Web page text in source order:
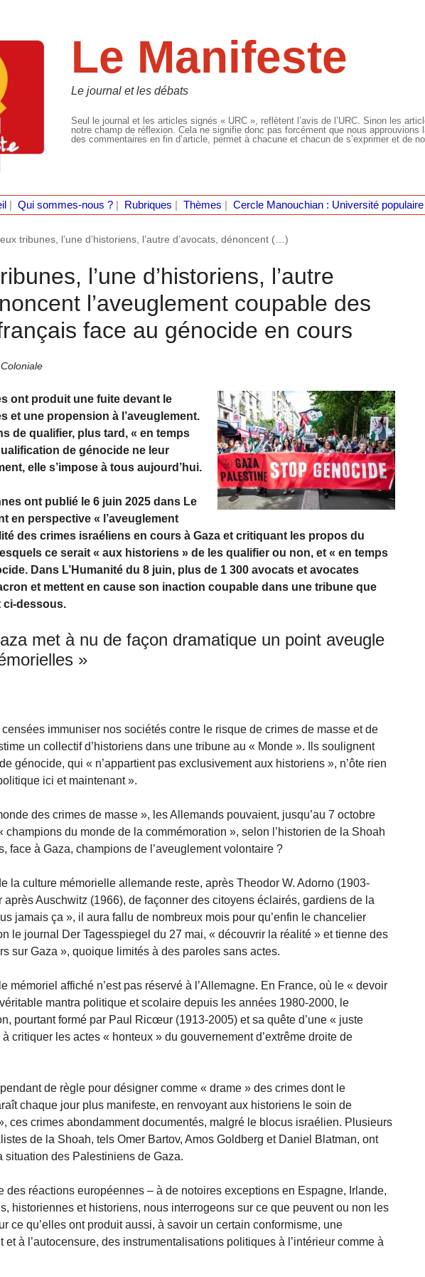
Le Manifeste
Le journal et les débats
Seul le journal et les articles signés « URC », reflètent l’avis de l’URC. Sinon les
notre champ de réflexion. Cela ne signifie donc pas forcément que nous approuvions
des commentaires en fin d’article, permet à chacune et chacun de s’exprimer et de
Qui sommes-nous ?| Rubriques Thèmes Cercle Manouchian : Université populaire
tribunes, l’une d’historiens, l’autre d’avocats, dénoncent (…)
l’une d’historiens, l’autre
l’aveuglement coupable des
face au génocide en cours
ont produit une fuite devant le
et une propension à l’aveuglement.
de qualifier, plus tard, « en temps
de génocide ne leur
elle s’impose à tous aujourd’hui.
ont publié le 6 juin 2025 dans Le
en perspective « l’aveuglement
des crimes israéliens en cours à Gaza et critiquant les propos du
ce serait « aux historiens » de les qualifier ou non, et « en temps
Dans L’Humanité du 8 juin, plus de 1 300 avocats et avocates
et mettent en cause son inaction coupable dans une tribune que
ci-dessous.
met à nu de façon dramatique un point aveugle
»
immuniser nos sociétés contre le risque de crimes de masse et de
un collectif d’historiens dans une tribune au « Monde ». Ils soulignent
génocide, qui « n’appartient pas exclusivement aux historiens », n’ôte rien
ici et maintenant ».
des crimes de masse », les Allemands pouvaient, jusqu’au 7 octobre
champions du monde de la commémoration », selon l’historien de la Shoah
face à Gaza, champions de l’aveuglement volontaire ?
la culture mémorielle allemande reste, après Theodor W. Adorno (1903-
après Auschwitz (1966), de façonner des citoyens éclairés, gardiens de la
jamais ça », il aura fallu de nombreux mois pour qu’enfin le chancelier
le journal Der Tagesspiegel du 27 mai, « découvrir la réalité » et tienne des
sur Gaza », quoique limités à des paroles sans actes.
mémoriel affiché n’est pas réservé à l’Allemagne. En France, où le « devoir
mantra politique et scolaire depuis les années 1980-2000, le
pourtant formé par Paul Ricœur (1913-2005) et sa quête d’une « juste
critiquer les actes « honteux » du gouvernement d’extrême droite de
de règle pour désigner comme « drame » des crimes dont le
chaque jour plus manifeste, en renvoyant aux historiens le soin de
ces crimes abondamment documentés, malgré le blocus israélien. Plusieurs
de la Shoah, tels Omer Bartov, Amos Goldberg et Daniel Blatman, ont
des Palestiniens de Gaza.
des réactions européennes – à de notoires exceptions en Espagne, Irlande,
historiennes et historiens, nous interrogeons sur ce que peuvent ou non les
ce qu’elles ont produit aussi, à savoir un certain conformisme, une
et à l’autocensure, des instrumentalisations politiques à l’intérieur comme à